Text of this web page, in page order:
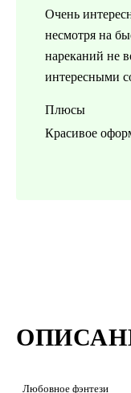
Любовное фэнтези
Очень
несмотря на
нареканий не
интересными
Плюсы
Красивое